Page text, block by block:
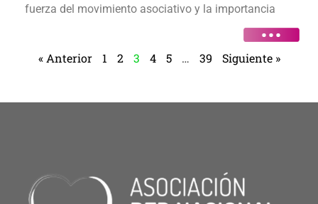
fuerza del movimiento asociativo y la importancia
« Anterior 1 2 3 4 5 … 39 Siguiente »